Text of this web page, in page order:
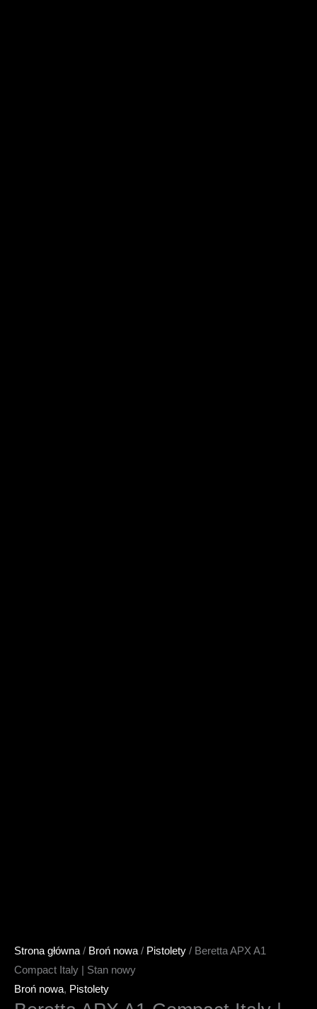
Strona główna/ Broń nowa/ Pistolety / Beretta APX A1
Compact Italy | Stan nowy
Broń nowa, Pistolety